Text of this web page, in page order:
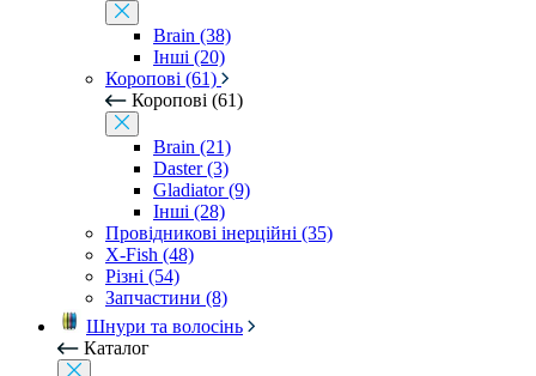
Brain (38)
Інші (20)
Коропові (61)
Коропові (61)
Brain (21)
Daster (3)
Gladiator (9)
Інші (28)
Провідникові інерційні (35)
X-Fish (48)
Різні (54)
Запчастини (8)
Шнури та волосінь
Каталог